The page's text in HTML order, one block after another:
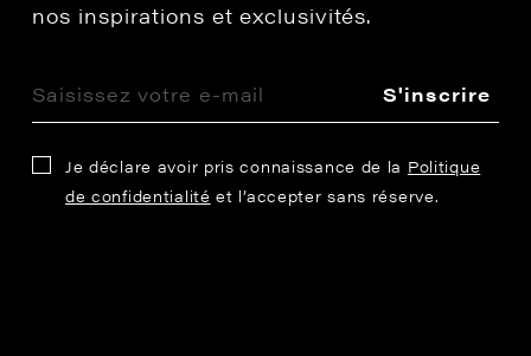
nos inspirations et exclusivités.
S'inscrire
Je déclare avoir pris connaissance de la Politique
de confidentialité et l’accepter sans réserve.